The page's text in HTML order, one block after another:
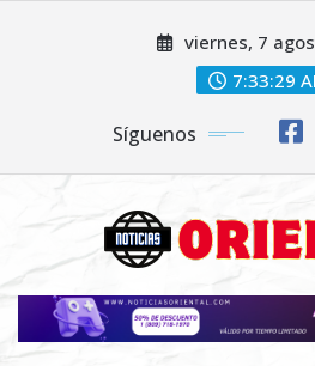
viernes, 7
7:33:31
Síguenos